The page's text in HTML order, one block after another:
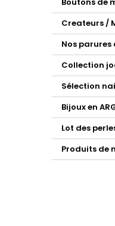
Createurs /
Nos parures
Collection
Sélection
Bijoux en
Lot des
Produits de